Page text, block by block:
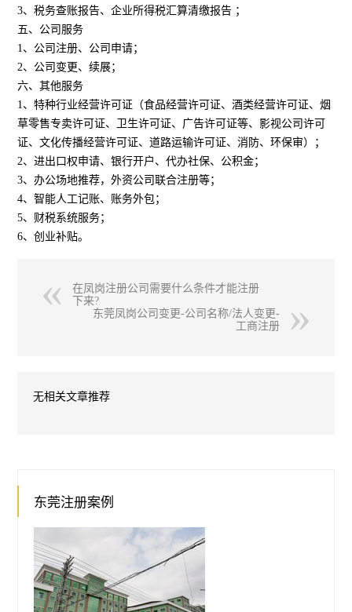
3、税务查账报告、企业所得税汇算清缴报告 ；
五、公司服务
1、公司注册、公司申请；
2、公司变更、续展；
六、其他服务
1、特种行业经营许可证（食品经营许可证、酒类经营许可证、烟
草零售专卖许可证、卫生许可证、广告许可证等、影视公司许可
证、文化传播经营许可证、道路运输许可证、消防、环保审）；
2、进出口权申请、银行开户、代办社保、公积金；
3、办公场地推荐，外资公司联合注册等；
4、智能人工记账、账务外包；
5、财税系统服务；
6、创业补贴。
在凤岗注册公司需要什么条件才能注册
下来?
东莞凤岗公司变更-公司名称/法人变更-
工商注册
无相关文章推荐
东莞注册案例